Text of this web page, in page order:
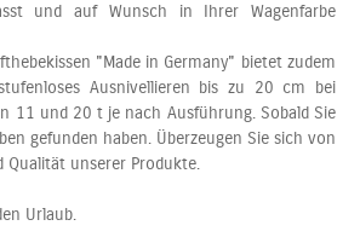
und auf Wunsch in Ihrer Wagenfarbe
"Made in Germany" bietet zudem
Ausnivellieren bis zu 20 cm bei
11 und 20 t je nach Ausführung. Sobald Sie
gefunden haben. Überzeugen Sie sich von
unserer Produkte.
Urlaub.